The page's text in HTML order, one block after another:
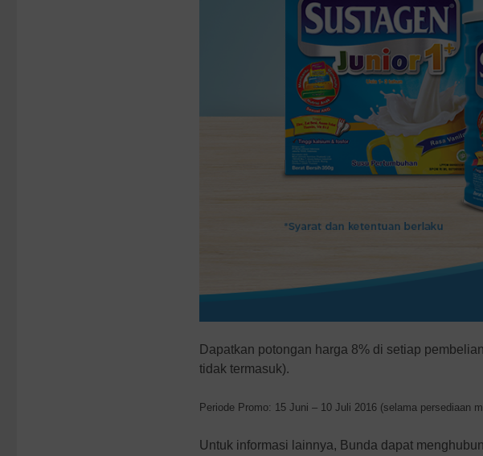
Dapatkan potongan harga 8% di setiap
tidak termasuk).
Periode Promo: 15 Juni – 10 Juli 2016 (selama persediaan
Untuk informasi lainnya, Bunda dapat